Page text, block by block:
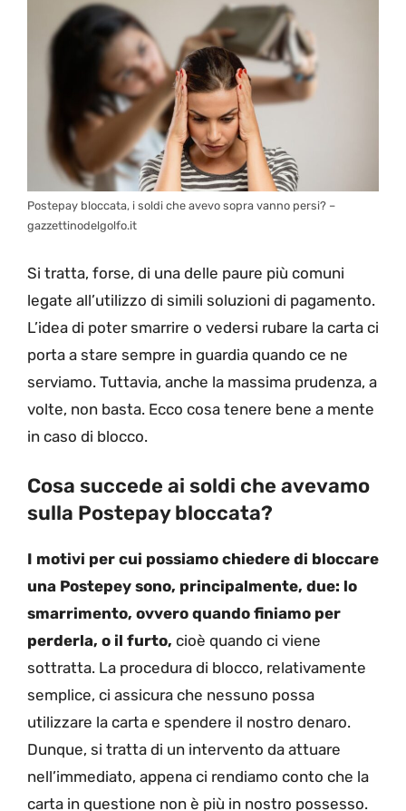
Postepay bloccata, i soldi che avevo sopra vanno persi? –
gazzettinodelgolfo.it
Si tratta, forse, di una delle paure più comuni
legate all’utilizzo di simili soluzioni di pagamento.
L’idea di poter smarrire o vedersi rubare la carta ci
porta a stare sempre in guardia quando ce ne
serviamo. Tuttavia, anche la massima prudenza, a
volte, non basta. Ecco cosa tenere bene a mente
in caso di blocco.
Cosa succede ai soldi che avevamo
sulla Postepay bloccata?
I motivi per cui possiamo chiedere di bloccare
una Postepey sono, principalmente, due: lo
smarrimento, ovvero quando finiamo per
perderla, o il furto, cioè quando ci viene
sottratta. La procedura di blocco, relativamente
semplice, ci assicura che nessuno possa
utilizzare la carta e spendere il nostro denaro.
Dunque, si tratta di un intervento da attuare
nell’immediato, appena ci rendiamo conto che la
carta in questione non è più in nostro possesso.